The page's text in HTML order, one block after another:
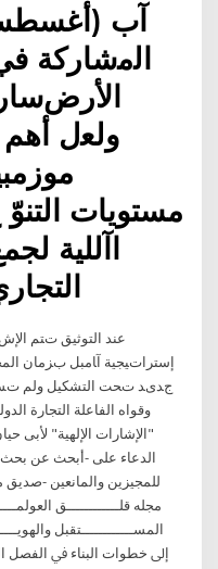
اﻟﻣﺷﺎرﮐﺔ
وﻟﻌل أھم
مستويات
اآللية
ﻋﻨﺪ اﻟﺘﻮﺛﻴﻖ ﺕﺘﻢ
ﺝﺪیﺪ ﺕﺤﺖ اﻟﺘﺸﻜﻴﻞ وﻟﻢ
وﻗﻮاﻩ اﻟﻔﺎﻋﻠﺔ اﻟﺘﺠﺎرة
"الإشارات الإلهية" لأبى
الدعاء على -أبحث عن بحث
للمجيزين والمانعين -
مجله ﻗﻠــــــــــــﻖ
اﻟﻤﺴــــــــــــﺘﻘﺒﻞ
إﱃ ﺧﻄﻮات اﻟﺒﻨﺎء ﰲ اﻟﻔﺼﻞ